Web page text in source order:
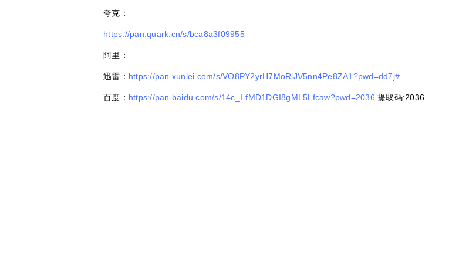
夸克：
https://pan.quark.cn/s/bca8a3f09955
阿里：
迅雷： https://pan.xunlei.com/s/VO8PY2yrH7MoRiJV5nn4Pe8ZA1?pwd=dd7j#
百度：https://pan.baidu.com/s/14c_I-fMD1DGI8gML5Lfcaw?pwd=2036 提取码:2036